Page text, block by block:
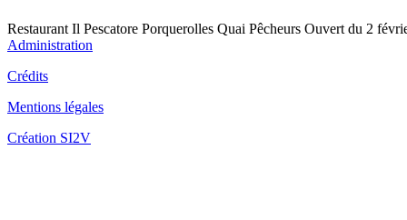
Restaurant Il Pescatore Porquerolles Quai Pêcheurs Ouvert du 2
Administration
Crédits
Mentions légales
Création SI2V